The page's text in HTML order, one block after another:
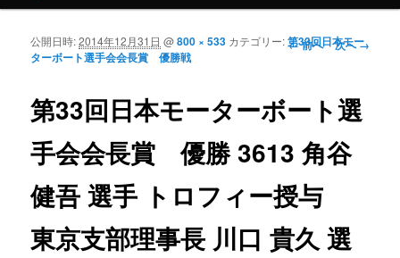
画像ナビゲーシ
← 前へ 次へ →
第33回日本モーターボート選
手会会長賞 優勝 3613 角谷
健吾 選手 トロフィー授与
東京支部理事長 川口 貴久 選
公開日時:2014年12月31日 @800 × 533 カテゴリー:第33回日本モー
ターボート選手会会長賞 優勝戦